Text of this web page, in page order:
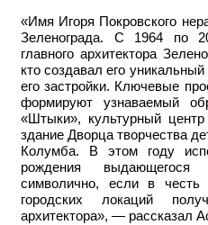
«Имя Игоря Покровского
Зеленограда. С 1964 по
главного архитектора
кто создавал его
его застройки. Ключевые
формируют узнаваемый
«Штыки», культурный
здание Дворца творчества
Колумба. В этом году
рождения
символично, если в
городских локаций
архитектора», — рассказал